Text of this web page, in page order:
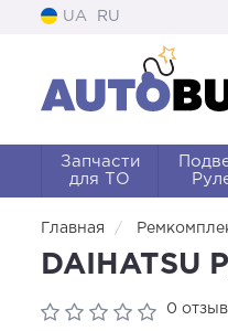
UA RU
Запчасти
для ТО
Главная
DAIHATSU
0